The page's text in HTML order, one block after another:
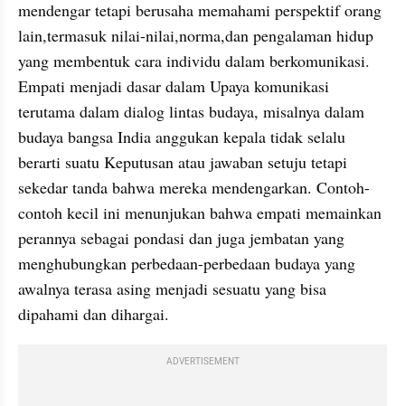
mendengar tetapi berusaha memahami perspektif orang
lain,termasuk nilai-nilai,norma,dan pengalaman hidup
yang membentuk cara individu dalam berkomunikasi.
Empati menjadi dasar dalam Upaya komunikasi
terutama dalam dialog lintas budaya, misalnya dalam
budaya bangsa India anggukan kepala tidak selalu
berarti suatu Keputusan atau jawaban setuju tetapi
sekedar tanda bahwa mereka mendengarkan. Contoh-
contoh kecil ini menunjukan bahwa empati memainkan
perannya sebagai pondasi dan juga jembatan yang
menghubungkan perbedaan-perbedaan budaya yang
awalnya terasa asing menjadi sesuatu yang bisa
dipahami dan dihargai.
ADVERTISEMENT